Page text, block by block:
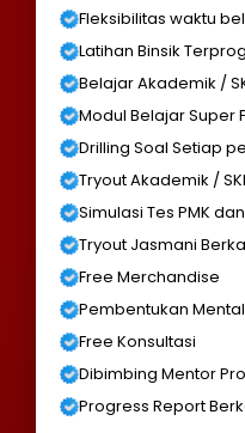
Fleksibilitas waktu
Latihan Binsik
Belajar Akademik /
Modul Belajar Super
Drilling Soal Setiap
Tryout Akademik /
Simulasi Tes PMK
Tryout Jasmani
Free Merchandise
Pembentukan
Free Konsultasi
Dibimbing Mentor
Progress Report